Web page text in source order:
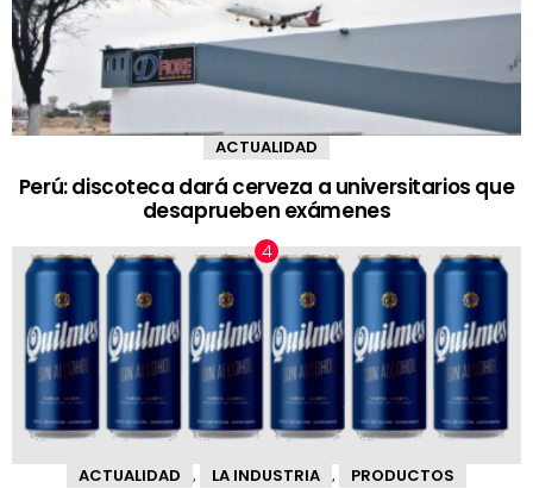
ACTUALIDAD
Perú: discoteca dará cerveza a universitarios que
desaprueben exámenes
ACTUALIDAD , LA INDUSTRIA , PRODUCTOS